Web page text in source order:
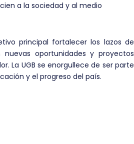
a la sociedad y al medio
principal fortalecer los lazos de
oportunidades y proyectos
La UGB se enorgullece de ser parte
y el progreso del país.